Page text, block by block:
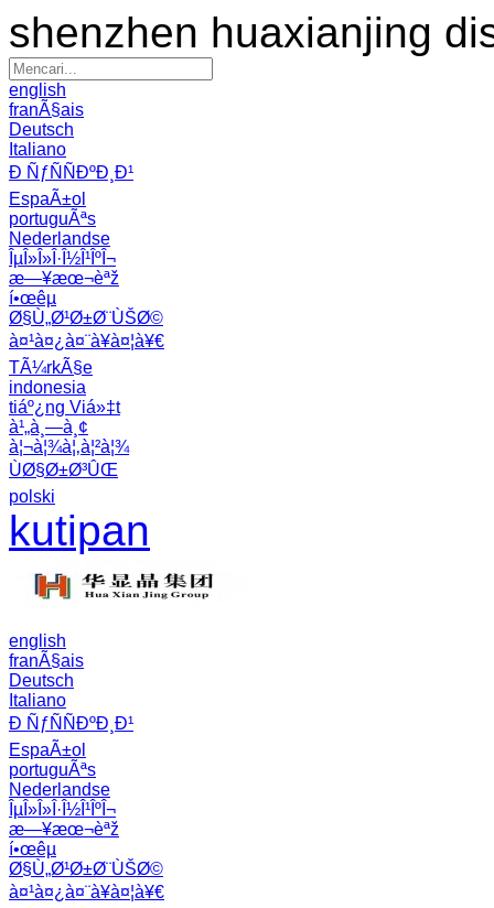
shenzhen huaxianjing
english
franÃ§ais
Deutsch
Italiano
Ð ÑƒÑÑÐºÐ¸Ð¹
EspaÃ±ol
portuguÃªs
Nederlandse
ÎµÎ»Î»Î·Î½Î¹ÎºÎ¬
æ—¥æœ¬èªž
í•œêµ­
Ø§Ù„Ø¹Ø±Ø¨ÙŠØ©
à¤¹à¤¿à¤¨à¥à¤¦à¥€
TÃ¼rkÃ§e
indonesia
tiáº¿ng Viá»‡t
à¹„à¸—à¸¢
à¦¬à¦¾à¦‚à¦²à¦¾
ÙØ§Ø±Ø³ÛŒ
polski
kutipan
english
franÃ§ais
Deutsch
Italiano
Ð ÑƒÑÑÐºÐ¸Ð¹
EspaÃ±ol
portuguÃªs
Nederlandse
ÎµÎ»Î»Î·Î½Î¹ÎºÎ¬
æ—¥æœ¬èªž
í•œêµ­
Ø§Ù„Ø¹Ø±Ø¨ÙŠØ©
à¤¹à¤¿à¤¨à¥à¤¦à¥€